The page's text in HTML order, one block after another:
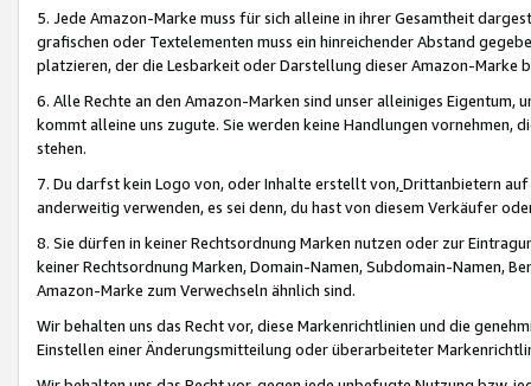
5. Jede Amazon-Marke muss für sich alleine in ihrer Gesamtheit
grafischen oder Textelementen muss ein hinreichender Abstand
platzieren, der die Lesbarkeit oder Darstellung dieser Amazon-Marke
6. Alle Rechte an den Amazon-Marken sind unser alleiniges
kommt alleine uns zugute. Sie werden keine Handlungen vornehmen,
stehen.
7. Du darfst kein Logo von, oder Inhalte erstellt von,Drittanbietern auf
anderweitig verwenden, es sei denn, du hast von diesem Verkäufer
8. Sie dürfen in keiner Rechtsordnung Marken nutzen oder zur
keiner Rechtsordnung Marken, Domain-Namen, Subdomain-Namen,
Amazon-Marke zum Verwechseln ähnlich sind.
Wir behalten uns das Recht vor, diese Markenrichtlinien und die
Einstellen einer Änderungsmitteilung oder überarbeiteter